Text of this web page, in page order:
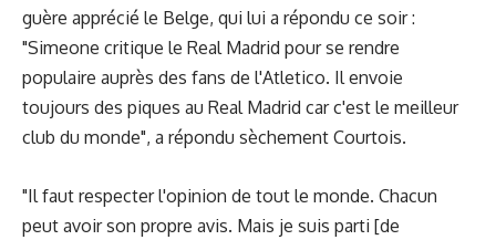
guère apprécié le Belge, qui lui a répondu ce soir :
"Simeone critique le Real Madrid pour se rendre
populaire auprès des fans de l'Atletico. Il envoie
toujours des piques au Real Madrid car c'est le meilleur
club du monde", a répondu sèchement Courtois.
"Il faut respecter l'opinion de tout le monde. Chacun
peut avoir son propre avis. Mais je suis parti [de